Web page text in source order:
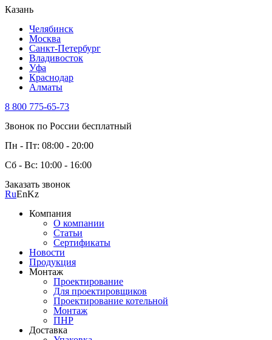
Казань
Челябинск
Москва
Санкт-Петербург
Владивосток
Уфа
Краснодар
Алматы
8 800 775-65-73
Звонок по России бесплатный
Пн - Пт: 08:00 - 20:00
Сб - Вс: 10:00 - 16:00
Заказать звонок
RuEnKz
Компания
О компании
Статьи
Сертификаты
Новости
Продукция
Монтаж
Проектирование
Для проектировщиков
Проектирование котельной
Монтаж
ПНР
Доставка